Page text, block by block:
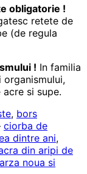
obligatorie !
retete de
(de regula
! In familia
si supe.
, bors
ciorba de
dintre ani,
din aripi de
noua si